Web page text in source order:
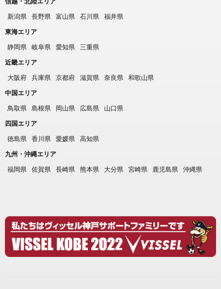
新潟県
長野県 富山県 石川県
福井県
東海エリア
静岡県
岐阜県 愛知県
三重県
近畿エリア
大阪府
兵庫県 京都府 滋賀県 奈良県
和歌山県
中国エリア
鳥取県
島根県 岡山県 広島県
山口県
四国エリア
徳島県
香川県 愛媛県
高知県
九州・沖縄エリア
福岡県
佐賀県 長崎県 熊本県 大分県 宮崎県 鹿児島県 沖縄県